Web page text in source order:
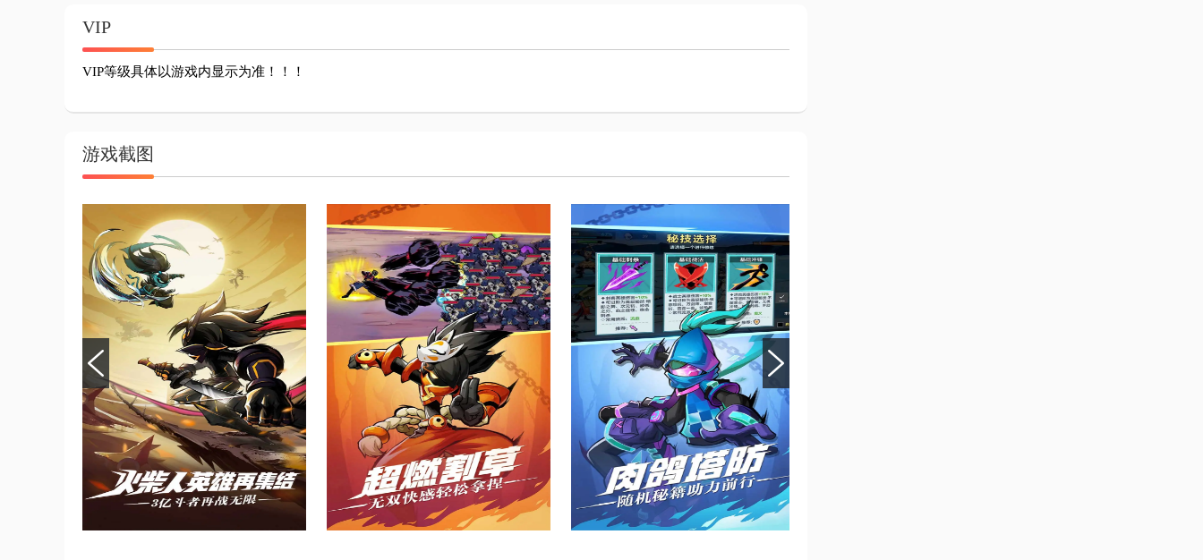
VIP
VIP等级具体以游戏内显示为准！！！
游戏截图